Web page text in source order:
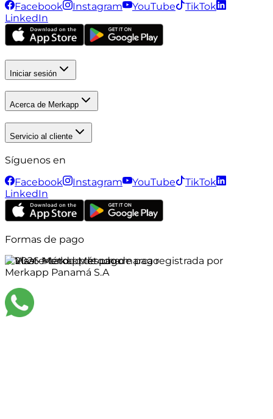
Facebook
Instagram YouTube
TikTok
LinkedIn
Iniciar sesión
Acerca de Merkapp
Servicio al cliente
Síguenos en
Facebook
Instagram YouTube
TikTok
LinkedIn
Formas de pago
©2026Merkapp es una marca registrada por
Merkapp Panamá S.A